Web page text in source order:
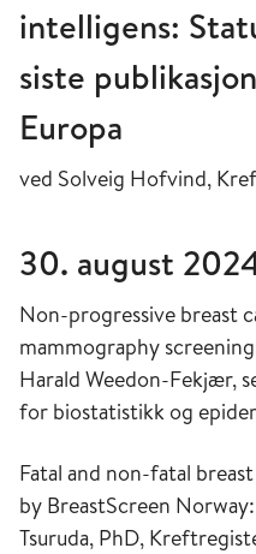
intelligens:
siste
Europa
ved Solveig Hofvind,
30. august
Non-progressive breast
mammography
Harald Weedon-Fekjær,
for biostatistikk og
Fatal and non-fatal
by BreastScreen
Tsuruda, PhD,